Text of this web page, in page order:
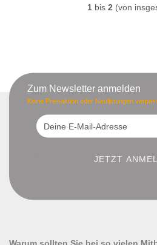
1 bis 2 (von
Zum Newsletter anmelden
Keine Preisaktion oder Neulistungen
Warum sollten Sie bei so vielen